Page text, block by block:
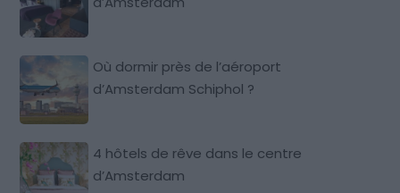
Où dormir près de l’aéroport
d’Amsterdam Schiphol ?
4 hôtels de rêve dans le centre
d’Amsterdam